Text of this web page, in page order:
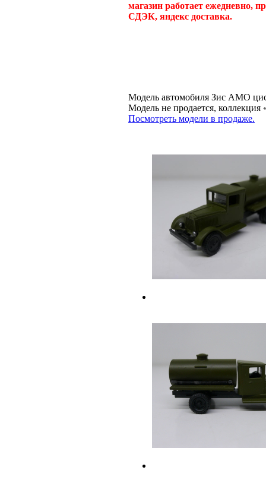
магазин работает ежедневно,
СДЭК, яндекс доставка.
Модель автомобиля Зис АМО
Модель не продается,
Посмотреть модели в продаже.